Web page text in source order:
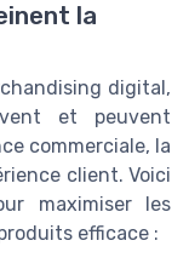
la
digital,
et peuvent
commerciale, la
client. Voici
maximiser les
efficace :